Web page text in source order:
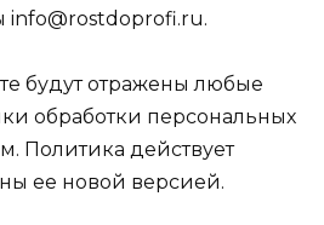
info@rostdoprofi.ru.
будут отражены любые
обработки персональных
Политика действует
ее новой версией.